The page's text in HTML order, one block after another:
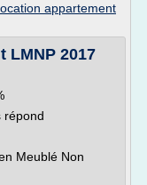
appartement
LMNP 2017
répond
Meublé Non